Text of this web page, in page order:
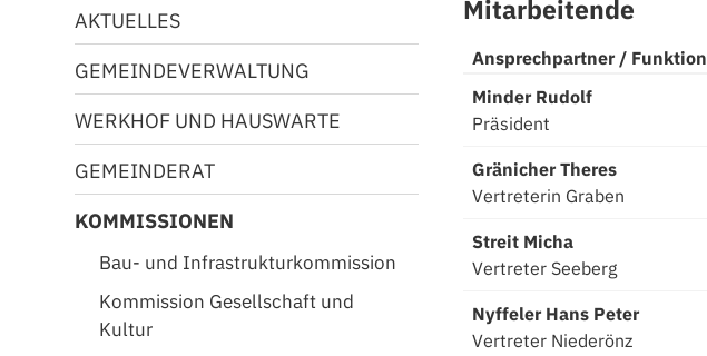
Mitarbeitende
Ansprechpartner / Funktion
Minder RudolfFunktion
Präsident
Gränicher TheresFunktion
Vertreterin Graben
Streit MichaFunktion
Vertreter Seeberg
Nyffeler Hans PeterFunktion
Vertreter Niederönz
Inhaltsnavigation
AKTUELLES
GEMEINDEVERWALTUNG
WERKHOF UND HAUSWARTE
GEMEINDERAT
KOMMISSIONEN
Bau- und Infrastrukturkommission
Kommission Gesellschaft und
Kultur